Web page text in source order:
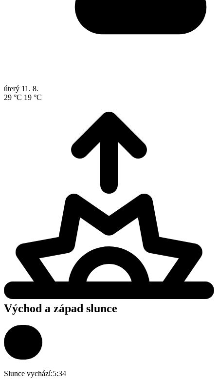
úterý 11. 8.
29 °C 19 °C
Východ a západ slunce
Slunce vychází:5:34